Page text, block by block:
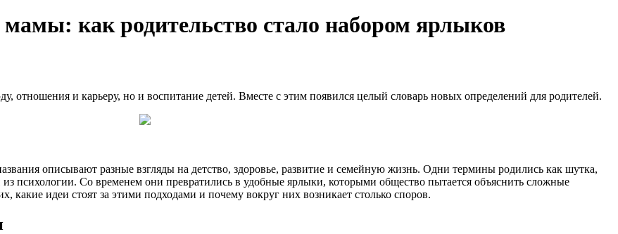
как родительство стало набором ярлыков
отношения и карьеру, но и воспитание детей. Вместе с этим появился целый словарь новых определений для родителей.
описывают разные взгляды на детство, здоровье, развитие и семейную жизнь. Одни термины родились как шутка,
психологии. Со временем они превратились в удобные ярлыки, которыми общество пытается объяснить сложные
какие идеи стоят за этими подходами и почему вокруг них возникает столько споров.